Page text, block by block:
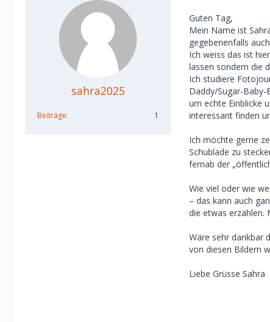
sahra2025
Beiträge 1
Guten Tag,
Mein Name ist
gegebenenfalls
Ich weiss das ist
lassen sondern die
Ich studiere
Daddy/Sugar-
um echte Einblicke
interessant finden
Ich möchte gerne
Schublade zu
fernab der
Wie viel oder wie
– das kann auch
die etwas erzählen.
Wäre sehr dankbar
von diesen Bildern
Liebe Grüsse Sahra